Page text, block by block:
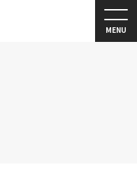
MENU